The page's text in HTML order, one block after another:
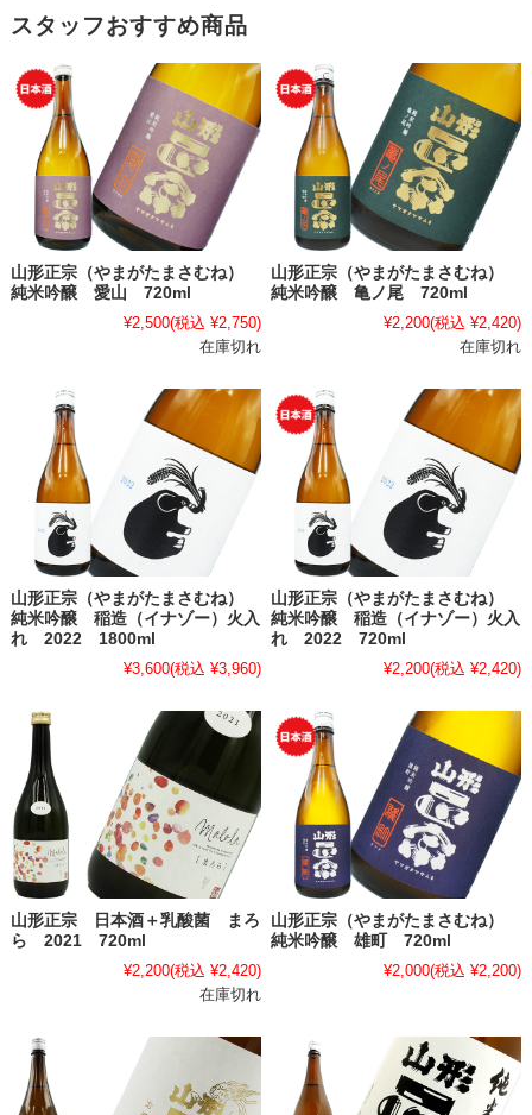
スタッフおすすめ商品
山形正宗（やまがたまさむね）
純米吟醸 愛山 720ml
¥2,500(税込 ¥2,750)
在庫切れ
山形正宗（やまがたまさむね）
純米吟醸 亀ノ尾 720ml
¥2,200(税込 ¥2,420)
在庫切れ
山形正宗（やまがたまさむね）
純米吟醸 稲造（イナゾー）火入
れ 2022 1800ml
¥3,600(税込 ¥3,960)
山形正宗（やまがたまさむね）
純米吟醸 稲造（イナゾー）火入
れ 2022 720ml
¥2,200(税込 ¥2,420)
山形正宗 日本酒＋乳酸菌 まろ
ら 2021 720ml
¥2,200(税込 ¥2,420)
在庫切れ
山形正宗（やまがたまさむね）
純米吟醸 雄町 720ml
¥2,000(税込 ¥2,200)